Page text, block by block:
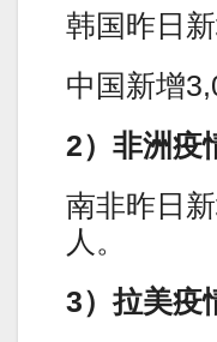
韩国昨日
中国新增
2）非洲疫
南非昨日
人。
3）拉美疫